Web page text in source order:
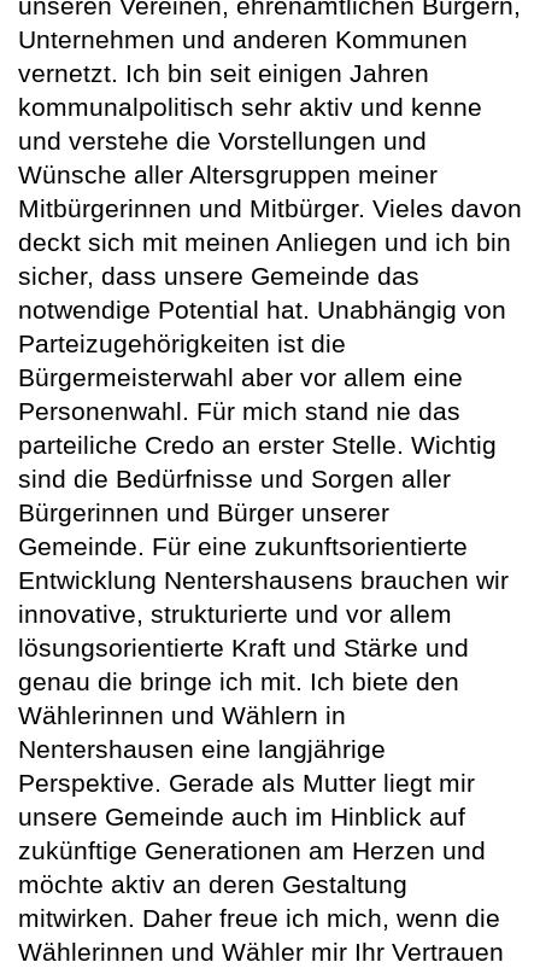
unseren Vereinen, ehrenamtlichen Bürgern,
Unternehmen und anderen Kommunen
vernetzt. Ich bin seit einigen Jahren
kommunalpolitisch sehr aktiv und kenne
und verstehe die Vorstellungen und
Wünsche aller Altersgruppen meiner
Mitbürgerinnen und Mitbürger. Vieles davon
deckt sich mit meinen Anliegen und ich bin
sicher, dass unsere Gemeinde das
notwendige Potential hat. Unabhängig von
Parteizugehörigkeiten ist die
Bürgermeisterwahl aber vor allem eine
Personenwahl. Für mich stand nie das
parteiliche Credo an erster Stelle. Wichtig
sind die Bedürfnisse und Sorgen aller
Bürgerinnen und Bürger unserer
Gemeinde. Für eine zukunftsorientierte
Entwicklung Nentershausens brauchen wir
innovative, strukturierte und vor allem
lösungsorientierte Kraft und Stärke und
genau die bringe ich mit. Ich biete den
Wählerinnen und Wählern in
Nentershausen eine langjährige
Perspektive. Gerade als Mutter liegt mir
unsere Gemeinde auch im Hinblick auf
zukünftige Generationen am Herzen und
möchte aktiv an deren Gestaltung
mitwirken. Daher freue ich mich, wenn die
Wählerinnen und Wähler mir Ihr Vertrauen